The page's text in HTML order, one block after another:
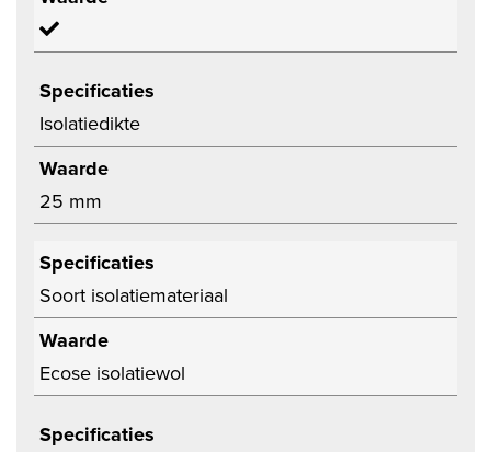
Specificaties
Isolatiedikte
Waarde
25 mm
Specificaties
Soort isolatiemateriaal
Waarde
Ecose isolatiewol
Specificaties